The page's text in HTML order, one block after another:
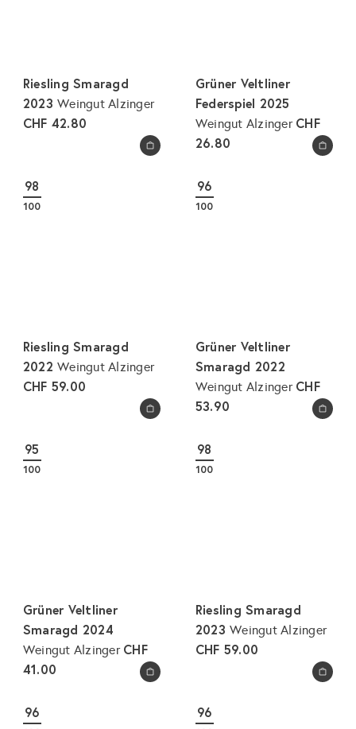
In den Warenkorb legen
Riesling Smaragd
2023Weingut Alzinger
CHF 42.80
In den Warenkorb legen
Grüner Veltliner
Federspiel 2025
Weingut Alzinger CHF
26.80
In den Warenkorb legen
98
100
Riesling Smaragd
2022Weingut Alzinger
CHF 59.00
In den Warenkorb legen
96
100
Grüner Veltliner
Smaragd 2022
Weingut Alzinger CHF
53.90
In den Warenkorb legen
95
100
Grüner Veltliner
Smaragd 2024
Weingut Alzinger CHF
41.00
In den Warenkorb legen
98
100
Riesling Smaragd
2023Weingut Alzinger
CHF 59.00
96 96